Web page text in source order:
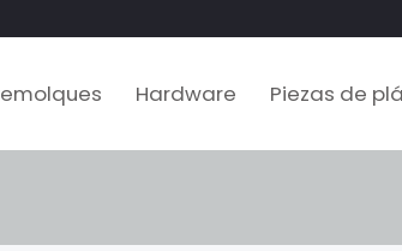
Hardware Piezas de